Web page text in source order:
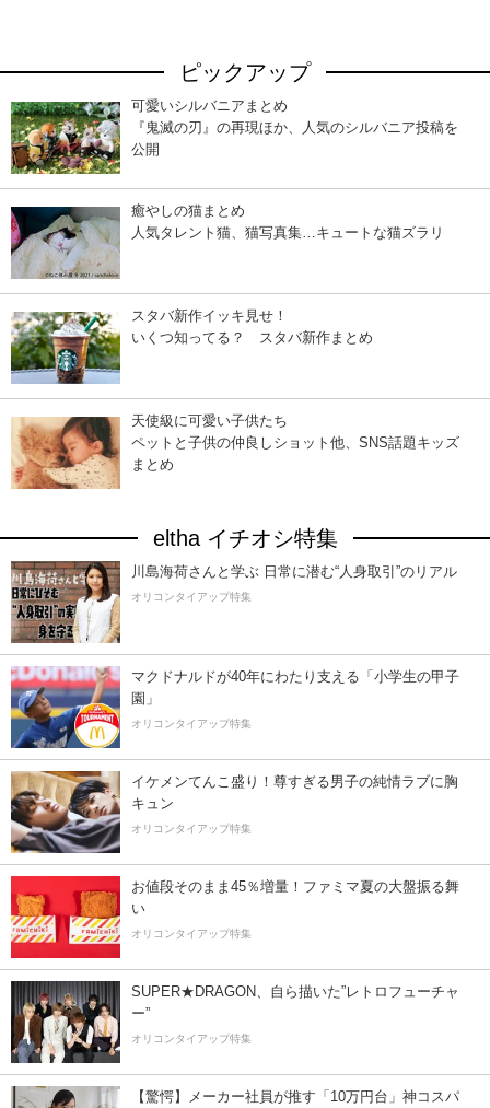
ピックアップ
可愛いシルバニアまとめ
『鬼滅の刃』の再現ほか、人気のシルバニア投稿を
公開
癒やしの猫まとめ
人気タレント猫、猫写真集…キュートな猫ズラリ
スタバ新作イッキ見せ！
いくつ知ってる？ スタバ新作まとめ
天使級に可愛い子供たち
ペットと子供の仲良しショット他、SNS話題キッズ
まとめ
eltha イチオシ特集
川島海荷さんと学ぶ 日常に潜む“人身取引”のリアル
オリコンタイアップ特集
マクドナルドが40年にわたり支える「小学生の甲子
園」
オリコンタイアップ特集
イケメンてんこ盛り！尊すぎる男子の純情ラブに胸
キュン
オリコンタイアップ特集
お値段そのまま45％増量！ファミマ夏の大盤振る舞
い
オリコンタイアップ特集
SUPER★DRAGON、自ら描いた”レトロフューチャ
ー”
オリコンタイアップ特集
【驚愕】メーカー社員が推す「10万円台」神コスパ